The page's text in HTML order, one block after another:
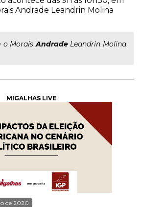
Andrade Leandrin Molina
o MoraisAndradeLeandrin Molina
MIGALHAS LIVE
de 2020